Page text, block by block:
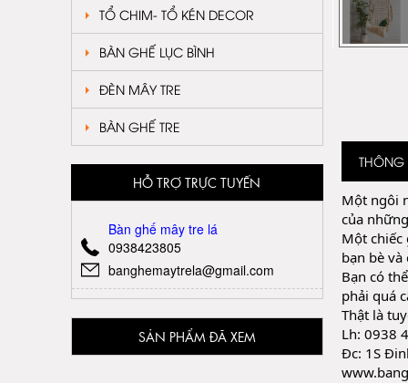
TỔ CHIM- TỔ KÉN DECOR
BÀN GHẾ LỤC BÌNH
ĐÈN MÂY TRE
BÀN GHẾ TRE
HỖ TRỢ TRỰC TUYẾN
Bàn ghế mây tre lá
0938423805
banghemaytrela@gmail.com
SẢN PHẨM ĐÃ XEM
THÔNG
Một ngôi
của
Một
bạn bè
Bạn có
phải quá
Thật là
Lh: 0938
Đc: 1S